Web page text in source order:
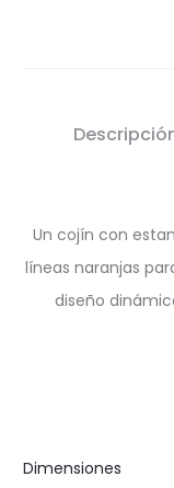
Un cojín con
líneas naranjas
diseño
Dimensiones